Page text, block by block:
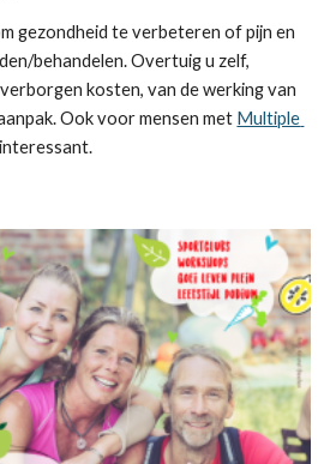
gezondheid te verbeteren of pijn en
behandelen. Overtuig u zelf,
kosten, van de werking van
Ook voor mensen met Multiple